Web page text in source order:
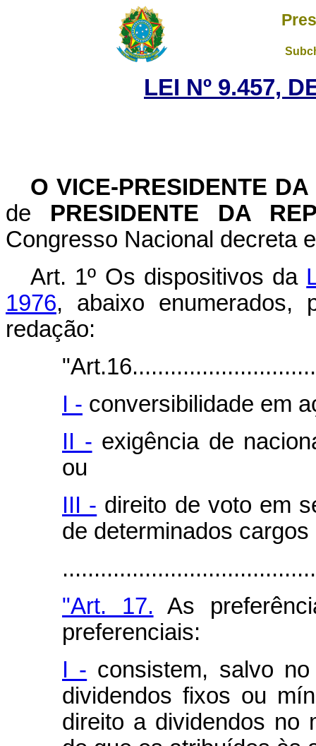
LEI Nº 9.457,
O VICE-PRESIDENTE
de PRESIDENTE DA
Congresso Nacional decreta
Art. 1º Os dispositivos da
1976, abaixo enumerados,
redação:
I - conversibilidade em
II - exigência de
ou
III - direito de voto em
de determinados
"Art. 17. As
preferenciais:
I - consistem, salvo
dividendos fixos ou
direito a dividendos no